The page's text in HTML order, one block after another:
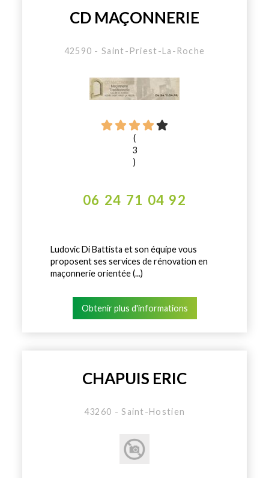
CD MAÇONNERIE
42590 - Saint-Priest-La-Roche
(
3
)
06 24 71 04 92
Ludovic Di Battista et son équipe vous
proposent ses services de rénovation en
maçonnerie orientée (...)
Obtenir plus d'informations
CHAPUIS ERIC
43260 - Saint-Hostien